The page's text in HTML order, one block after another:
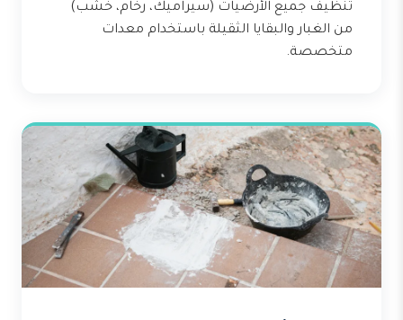
تنظيف جميع الأرضيات (سيراميك، رخام، خشب)
من الغبار والبقايا الثقيلة باستخدام معدات
متخصصة.